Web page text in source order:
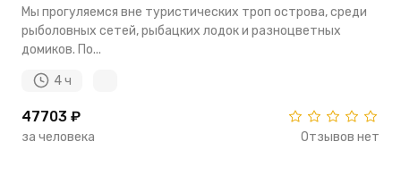
Мы прогуляемся вне туристических троп острова, среди
рыболовных сетей, рыбацких лодок и разноцветных
домиков. По...
4 ч
47703 ₽
за человека Отзывов нет